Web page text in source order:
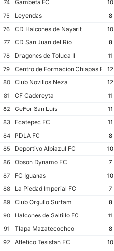
74
Gambeta FC 10
75
Leyendas 8
76
CD Halcones de Nayarit 10
77
CD San Juan del Rio 8
78
Dragones de Toluca II 11
79
Centro de Formacion Chiapas Futbol
12
80
Club Novillos Neza 12
81
CF Cadereyta 11
82
CeFor San Luis 11
83
Ecatepec FC 11
84
PDLA FC 8
85
Deportivo Albiazul FC 10
86
Obson Dynamo FC 7
87
FC Iguanas 10
88
La Piedad Imperial FC 7
89
Club Orgullo Surtam 8
90
Halcones de Saltillo FC 11
91
Tlapa Mazatecochco 8
92
Atletico Tesistan FC 10